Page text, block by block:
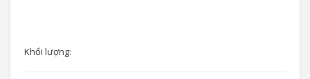
Khối lượng: